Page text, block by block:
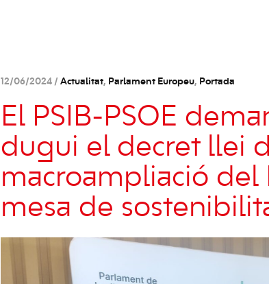
12/06/2024 / Actualitat, Parlament Europeu, Portada
El PSIB-PSOE
dugui el decret llei
macroampliació del
mesa de